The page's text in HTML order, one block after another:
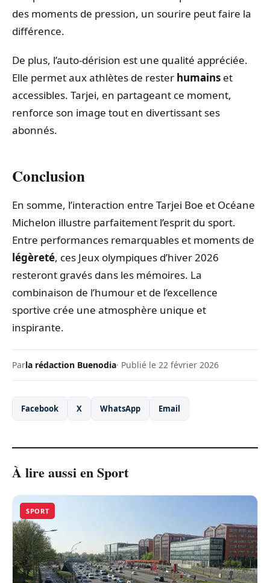
des moments de pression, un sourire peut faire la
différence.
De plus, l’auto-dérision est une qualité appréciée.
Elle permet aux athlètes de rester humains et
accessibles. Tarjei, en partageant ce moment,
renforce son image tout en divertissant ses
abonnés.
Conclusion
En somme, l’interaction entre Tarjei Boe et Océane
Michelon illustre parfaitement l’esprit du sport.
Entre performances remarquables et moments de
légèreté, ces Jeux olympiques d’hiver 2026
resteront gravés dans les mémoires. La
combinaison de l’humour et de l’excellence
sportive crée une atmosphère unique et
inspirante.
Parla rédaction Buenodia· Publié le 22 février 2026
Facebook X WhatsApp Email
À lire aussi en Sport
SPORT